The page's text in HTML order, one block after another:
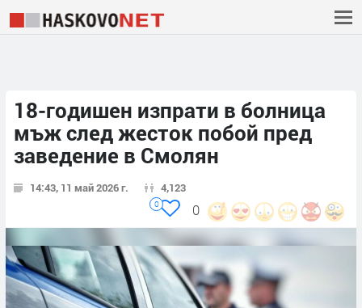
18-годишен изпрати в болница
мъж след жесток побой пред
заведение в Смолян
14:43, 11 май 2026 г. 4,123
0
0